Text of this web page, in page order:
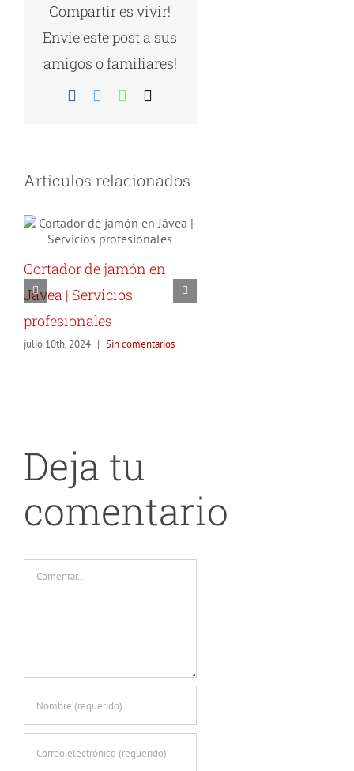
Compartir es vivir!
Envíe este post a sus
amigos o familiares!
FacebookTwitterWhatsApp
Artículos relacionados
Cortador de jamón en
Jávea | Servicios
profesionales
julio 10th, 2024 | Sin comentarios
Deja tu
comentario
Comentar